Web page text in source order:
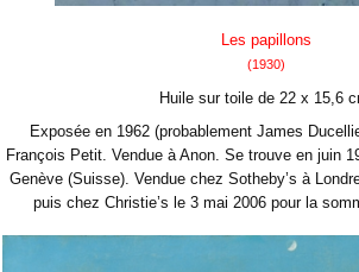
Les papillons
(1930)
Huile sur toile de 22 x 15,6
Exposée en 1962 (probablement James
François Petit. Vendue à Anon. Se trouve en juin
Genève (Suisse). Vendue chez Sotheby’s à
puis chez Christie’s le 3 mai 2006 pour la